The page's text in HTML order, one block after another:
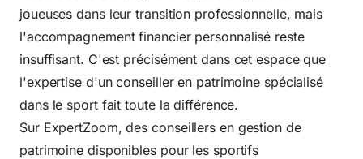
joueuses dans leur transition professionnelle, mais
l'accompagnement financier personnalisé reste
insuffisant. C'est précisément dans cet espace que
l'expertise d'un conseiller en patrimoine spécialisé
dans le sport fait toute la différence.
Sur ExpertZoom, des conseillers en gestion de
patrimoine disponibles pour les sportifs